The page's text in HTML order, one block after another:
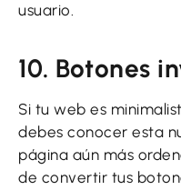
usuario.
10. Botones
Si tu web es
debes conocer esta
página aún más
de convertir tus